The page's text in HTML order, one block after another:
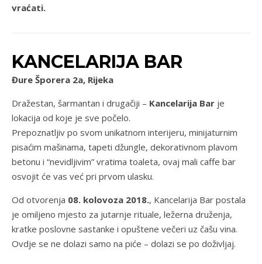
vraćati.
KANCELARIJA BAR
Đure Šporera 2a, Rijeka
Dražestan, šarmantan i drugačiji – Kancelarija Bar je
lokacija od koje je sve počelo.
Prepoznatljiv po svom unikatnom interijeru, minijaturnim
pisaćim mašinama, tapeti džungle, dekorativnom plavom
betonu i “nevidljivim” vratima toaleta, ovaj mali caffe bar
osvojit će vas već pri prvom ulasku.
Od otvorenja 08. kolovoza 2018., Kancelarija Bar postala
je omiljeno mjesto za jutarnje rituale, ležerna druženja,
kratke poslovne sastanke i opuštene večeri uz čašu vina.
Ovdje se ne dolazi samo na piće – dolazi se po doživljaj.